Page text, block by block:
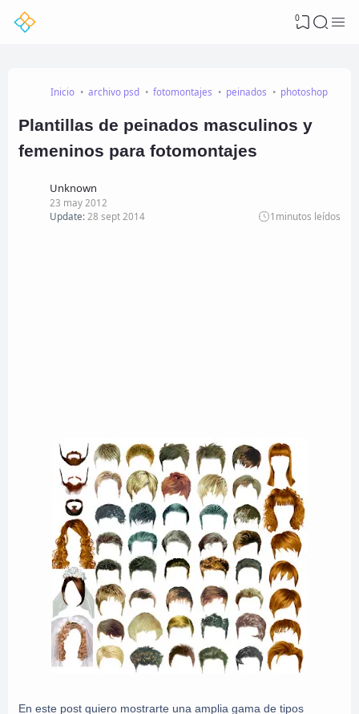
0
Inicio archivo psd fotomontajes peinados photoshop
Plantillas de peinados masculinos y
femeninos para fotomontajes
Unknown
23 may 2012
Update: 28 sept 2014 1 minutos leídos
En este post quiero mostrarte una amplia gama de tipos